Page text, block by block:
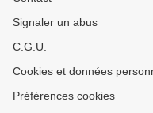
Signaler un abus
C.G.U.
Cookies et données
Préférences cookies